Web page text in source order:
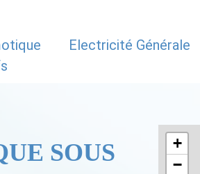
Electricité Générale
SOUS
+
−